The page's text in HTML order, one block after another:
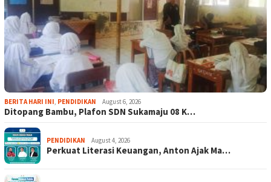
BERITA HARI INI, PENDIDIKAN August 6, 2026
Ditopang Bambu, Plafon SDN Sukamaju 08 K…
PENDIDIKAN August 4, 2026
Perkuat Literasi Keuangan, Anton Ajak Ma…